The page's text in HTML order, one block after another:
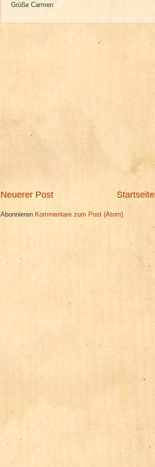
Grüße Carmen
Neuerer Post Startseite
Abonnieren Kommentare zum Post (Atom)